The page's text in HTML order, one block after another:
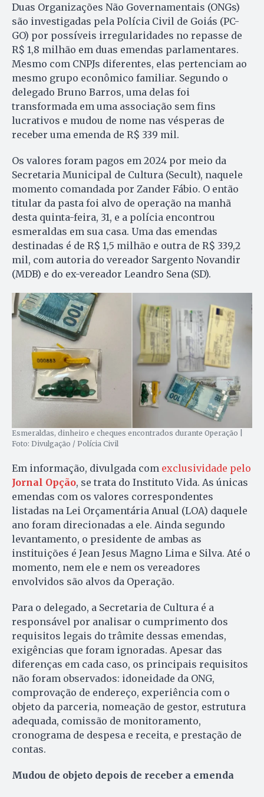
Duas Organizações Não Governamentais (ONGs)
são investigadas pela Polícia Civil de Goiás (PC-
GO) por possíveis irregularidades no repasse de
R$ 1,8 milhão em duas emendas parlamentares.
Mesmo com CNPJs diferentes, elas pertenciam ao
mesmo grupo econômico familiar. Segundo o
delegado Bruno Barros, uma delas foi
transformada em uma associação sem fins
lucrativos e mudou de nome nas vésperas de
receber uma emenda de R$ 339 mil.
Os valores foram pagos em 2024 por meio da
Secretaria Municipal de Cultura (Secult), naquele
momento comandada por Zander Fábio. O então
titular da pasta foi alvo de operação na manhã
desta quinta-feira, 31, e a polícia encontrou
esmeraldas em sua casa. Uma das emendas
destinadas é de R$ 1,5 milhão e outra de R$ 339,2
mil, com autoria do vereador Sargento Novandir
(MDB) e do ex-vereador Leandro Sena (SD).
Esmeraldas, dinheiro e cheques encontrados durante Operação |
Foto: Divulgação / Polícia Civil
Em informação, divulgada com exclusividade pelo
Jornal Opção, se trata do Instituto Vida. As únicas
emendas com os valores correspondentes
listadas na Lei Orçamentária Anual (LOA) daquele
ano foram direcionadas a ele. Ainda segundo
levantamento, o presidente de ambas as
instituições é Jean Jesus Magno Lima e Silva. Até o
momento, nem ele e nem os vereadores
envolvidos são alvos da Operação.
Para o delegado, a Secretaria de Cultura é a
responsável por analisar o cumprimento dos
requisitos legais do trâmite dessas emendas,
exigências que foram ignoradas. Apesar das
diferenças em cada caso, os principais requisitos
não foram observados: idoneidade da ONG,
comprovação de endereço, experiência com o
objeto da parceria, nomeação de gestor, estrutura
adequada, comissão de monitoramento,
cronograma de despesa e receita, e prestação de
contas.
Mudou de objeto depois de receber a emenda